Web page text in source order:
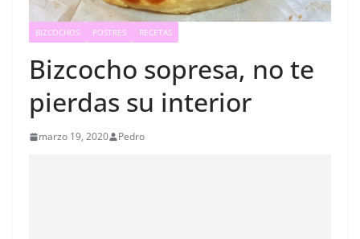
BIZCOCHOS POSTRES RECETAS
Bizcocho sopresa, no te
pierdas su interior
marzo 19, 2020 Pedro